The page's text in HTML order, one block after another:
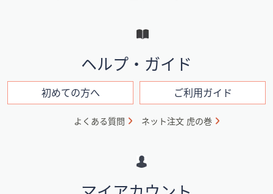
ン
ヘルプ・ガイド
初めての方へ ご利用ガイド
よくある質問 ネット注文 虎の巻